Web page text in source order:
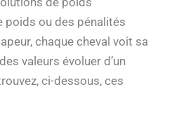
poids ou des pénalités
chaque cheval voit sa
valeurs évoluer d’un
ci-dessous, ces